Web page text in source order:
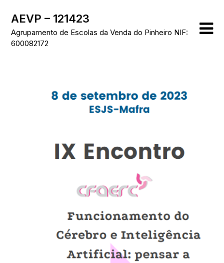
content
AEVP – 121423
Agrupamento de Escolas da Venda do Pinheiro NIF:
600082172